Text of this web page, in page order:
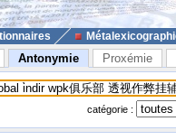
Antonymie Proxémie
catégorie :